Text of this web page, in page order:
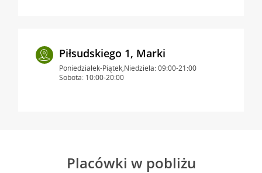
Piłsudskiego 1, Marki
Poniedziałek-Piątek,Niedziela: 09:00-21:00
Sobota: 10:00-20:00
Placówki w pobliżu